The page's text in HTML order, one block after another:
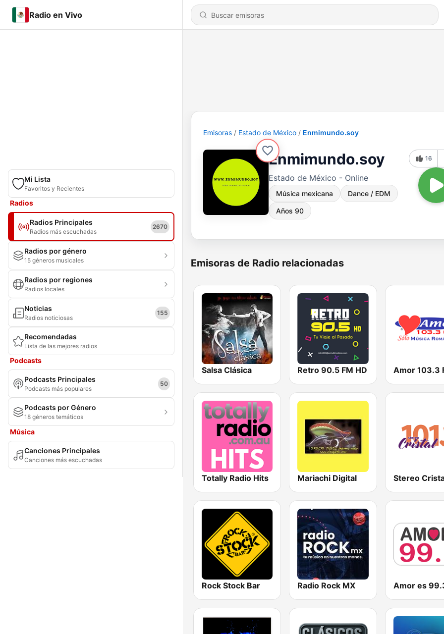
Radio en Vivo
Mi Lista
Favoritos y Recientes
Radios
Radios Principales
Radios más escuchadas
2670
Radios por género
15 géneros musicales
Radios por regiones
Radios locales
Noticias
Radios noticiosas
155
Recomendadas
Lista de las mejores radios
Podcasts
Podcasts Principales
Podcasts más populares
50
Podcasts por Género
18 géneros temáticos
Música
Canciones Principales
Canciones más escuchadas
Emisoras Estado de México Enmimundo.soy
Enmimundo.soy
Estado de México - Online
Música mexicana Dance / EDM
Años 90
16
Emisoras de Radio relacionadas
Salsa Clásica Retro 90.5 FM HD Amor 103.3
Totally Radio Hits Mariachi Digital
Rock Stock Bar Radio Rock MX Amor es